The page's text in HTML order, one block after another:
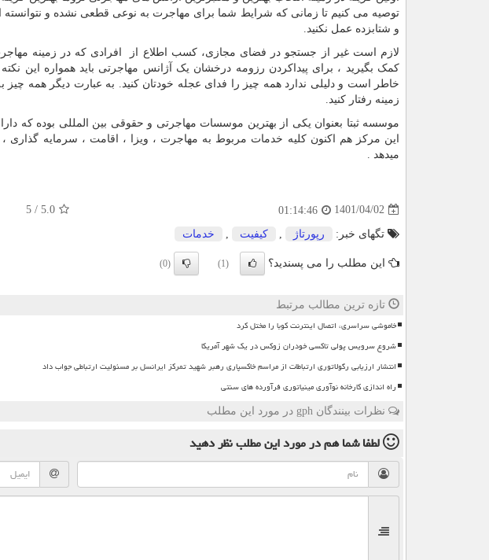
توصیه می کنیم تا زمانی که شرایط شما برای مهاجرت به نوعی قطعی نشده و نتوانسته
و شتابزده عمل نکنید.
لازم است غیر از جستجو در فضای مجازی، کسب اطلاع از افرادی که در زمینه
کمک بگیرید ، برای پیداکردن رزومه درخشان یک آژانس مهاجرتی باید همواره این
خاطر است و دلیلی ندارد همه چیز را فدای عجله خودتان کنید. به عبارت دیگر همه
زمینه رفتار کنید.
میدهد .
1401/04/02
01:14:46
5.0
/
5
تگهای خبر: رپورتاژ كیفیت خدمات
این مطلب را می پسندید؟ (1)
(0)
تازه ترین مطالب مرتبط
خاموشی سراسری، اتصال اینترنت کوبا را مختل کرد
شروع سرویس پولی تاکسی خودران زوکس در یک شهر آمریکا
انتشار ارزیابی رگولاتوری ارتباطات از مراسم خاکسپاری رهبر شهید تمرکز ایرانسل بر مسئولیت ارتباطی جواب داد
راه اندازی کارخانه نوآوری مینیاتوری فرآورده های سنتی
نظرات بینندگان gph در مورد این مطلب
لطفا شما همدر مورد این مطلبنظر دهید